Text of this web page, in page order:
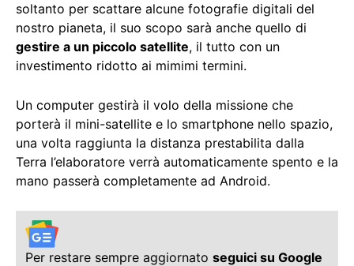
soltanto per scattare alcune fotografie digitali del
nostro pianeta, il suo scopo sarà anche quello di
gestire a un piccolo satellite, il tutto con un
investimento ridotto ai mimimi termini.
Un computer gestirà il volo della missione che
porterà il mini-satellite e lo smartphone nello spazio,
una volta raggiunta la distanza prestabilita dalla
Terra l’elaboratore verrà automaticamente spento e la
mano passerà completamente ad Android.
Per restare sempre aggiornato seguici su Google